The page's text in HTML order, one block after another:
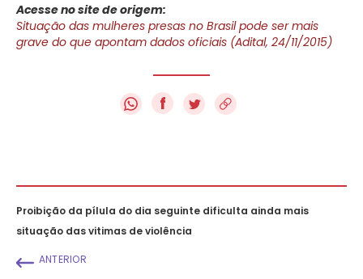
Acesse no site de origem:
Situação das mulheres presas no Brasil pode ser mais
grave do que apontam dados oficiais (Adital, 24/11/2015)
f
Proibição da pílula do dia seguinte dificulta ainda mais
situação das vitimas de violência
ANTERIOR